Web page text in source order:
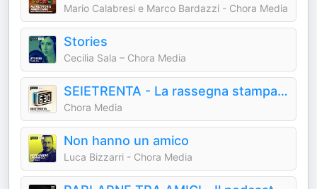
Mario Calabresi e Marco Bardazzi - Chora Media
Stories
Cecilia Sala – Chora Media
SEIETRENTA - La rassegna stampa di Chora Media
Chora Media
Non hanno un amico
Luca Bizzarri - Chora Media